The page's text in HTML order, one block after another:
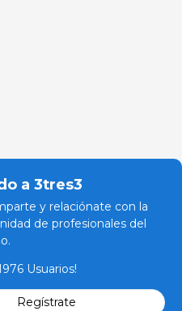
a 3tres3
y relaciónate con la
de profesionales del
Usuarios!
Regístrate